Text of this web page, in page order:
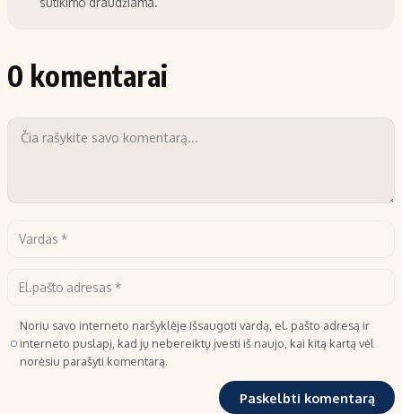
0 komentarai
Noriu savo interneto naršyklėje išsaugoti vardą, el. pašto adresą ir
interneto puslapį, kad jų nebereiktų įvesti iš naujo, kai kitą kartą vėl
norėsiu parašyti komentarą.